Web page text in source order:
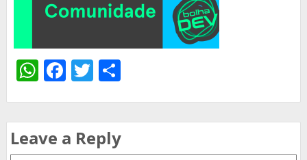
WhatsApp
Facebook
Twitter
Leave a Reply